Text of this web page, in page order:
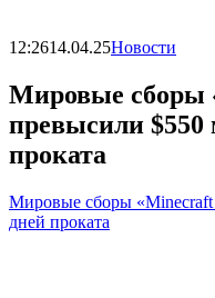
12:2614.04.25Новости
Мировые сборы
превысили $550
проката
Мировые сборы «Minecraft
дней проката